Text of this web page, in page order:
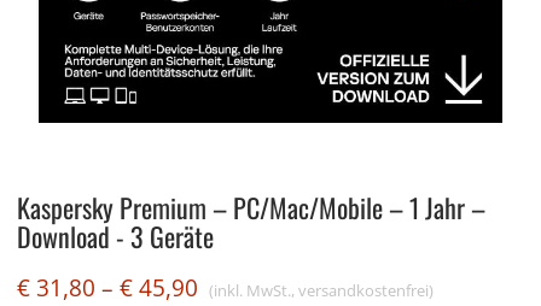
Kaspersky Premium – PC/Mac/Mobile – 1 Jahr –
Download - 3 Geräte
€31,80 – €45,90 (inkl. MwSt., versandkostenfrei)